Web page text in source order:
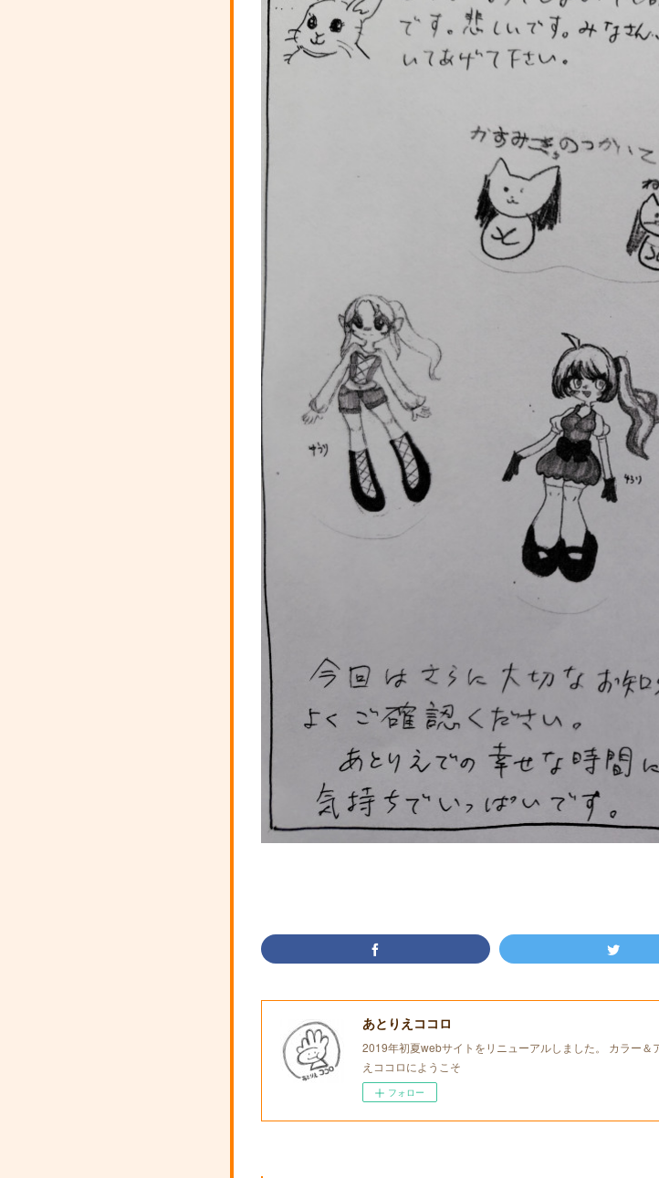
あとりえココロ
2019年初夏webサイトをリニューアルしました。 カラー
えココロにようこそ
フォロー